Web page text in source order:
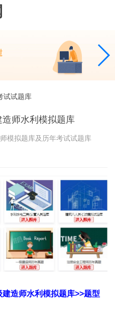
试试题库
师水利模拟题库
模拟题库及历年考试试题库
造师水利模拟题库>>题型